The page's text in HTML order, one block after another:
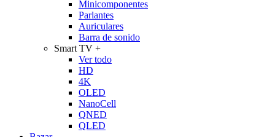
Minicomponentes
Parlantes
Auriculares
Barra de sonido
Smart TV +
Ver todo
HD
4K
OLED
NanoCell
QNED
QLED